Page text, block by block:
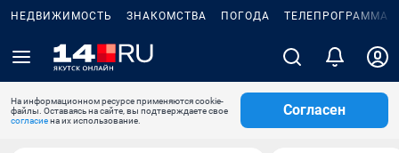
НЕДВИЖИМОСТЬ ЗНАКОМСТВА ПОГОДА ТЕЛЕПРОГРАММА
На информационном ресурсе применяются cookie-
файлы. Оставаясь на сайте, вы подтверждаете свое
согласиена их использование.
Согласен